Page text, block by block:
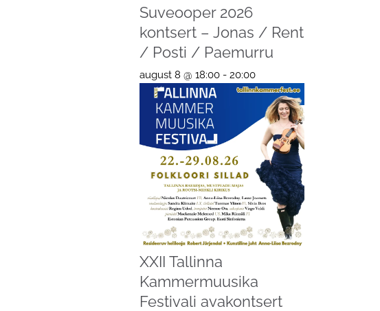
Suveooper 2026
kontsert – Jonas / Rent
/ Posti / Paemurru
august 8 @ 18:00- 20:00
XXII Tallinna
Kammermuusika
Festivali avakontsert